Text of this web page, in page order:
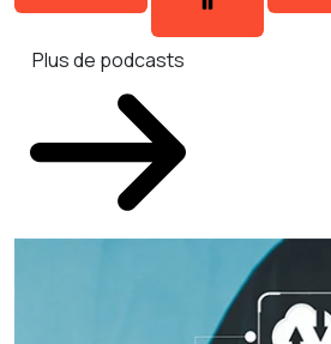
Plus de podcasts